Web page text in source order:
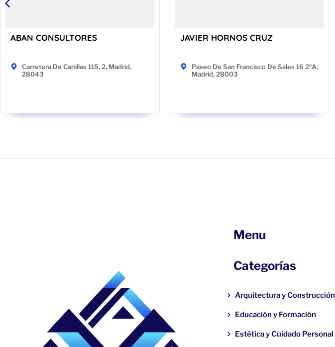
ABAN CONSULTORES
Carretera De Canillas 115, 2, Madrid,
28043
JAVIER HORNOS CRUZ
Paseo De San Francisco De Sales 16 2ºA,
Madrid, 28003
Menu
Categorías
Arquitectura y Construcción
Educación y Formación
Estética y Cuidado Personal